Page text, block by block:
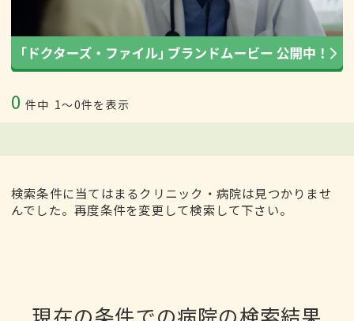
0 件中 1〜0件を表示
検索条件に当てはまるクリニック・病院は見つかりませ
んでした。再度条件を変更して検索して下さい。